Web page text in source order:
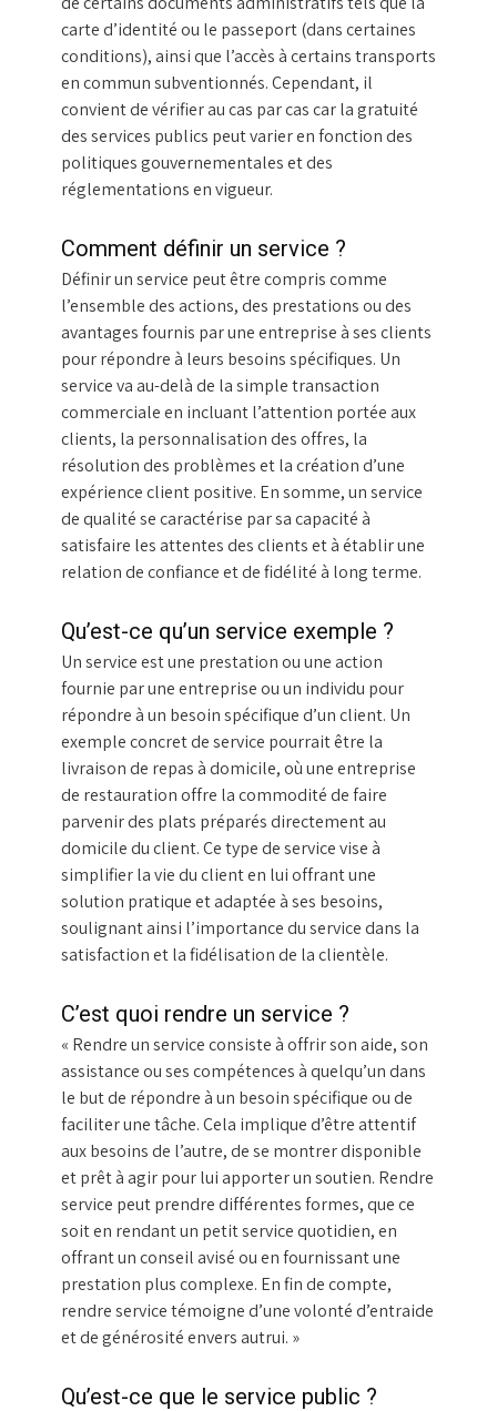
carte d’identité ou le passeport (dans certaines
conditions), ainsi que l’accès à certains transports
en commun subventionnés. Cependant, il
convient de vérifier au cas par cas car la gratuité
des services publics peut varier en fonction des
politiques gouvernementales et des
réglementations en vigueur.
Comment définir un service ?
Définir un service peut être compris comme
l’ensemble des actions, des prestations ou des
avantages fournis par une entreprise à ses clients
pour répondre à leurs besoins spécifiques. Un
service va au-delà de la simple transaction
commerciale en incluant l’attention portée aux
clients, la personnalisation des offres, la
résolution des problèmes et la création d’une
expérience client positive. En somme, un service
de qualité se caractérise par sa capacité à
satisfaire les attentes des clients et à établir une
relation de confiance et de fidélité à long terme.
Qu’est-ce qu’un service exemple ?
Un service est une prestation ou une action
fournie par une entreprise ou un individu pour
répondre à un besoin spécifique d’un client. Un
exemple concret de service pourrait être la
livraison de repas à domicile, où une entreprise
de restauration offre la commodité de faire
parvenir des plats préparés directement au
domicile du client. Ce type de service vise à
simplifier la vie du client en lui offrant une
solution pratique et adaptée à ses besoins,
soulignant ainsi l’importance du service dans la
satisfaction et la fidélisation de la clientèle.
C’est quoi rendre un service ?
« Rendre un service consiste à offrir son aide, son
assistance ou ses compétences à quelqu’un dans
le but de répondre à un besoin spécifique ou de
faciliter une tâche. Cela implique d’être attentif
aux besoins de l’autre, de se montrer disponible
et prêt à agir pour lui apporter un soutien. Rendre
service peut prendre différentes formes, que ce
soit en rendant un petit service quotidien, en
offrant un conseil avisé ou en fournissant une
prestation plus complexe. En fin de compte,
rendre service témoigne d’une volonté d’entraide
et de générosité envers autrui. »
Qu’est-ce que le service public ?